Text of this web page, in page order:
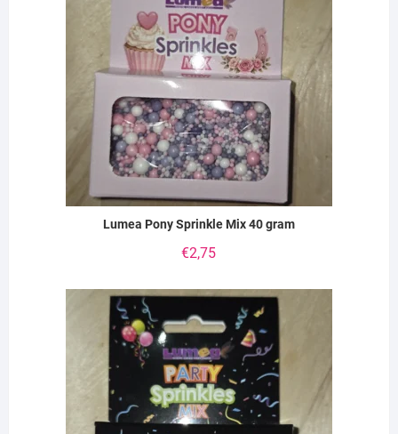
Lumea Pony Sprinkle Mix 40 gram
€2,75